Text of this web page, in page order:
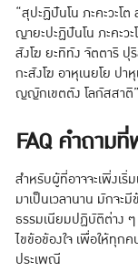
“สุปะฏิปันโน ภะคะวะโต
ญายะปะฏิปันโน ภะคะวะ
สังโฆ ยะทิทัง จัตตาริ ปุ
กะสังโฆ อาหุเนยโย ป
ญญักเขตตัง โลกัสสาติ”
FAQ คำถาม
สำหรับผู้ที่อาจจะเพิ่งเ
มาเป็นเวลานาน มักจะ
ธรรมเนียมปฏิบัติต่าง
ไขข้อข้องใจ เพื่อให้ทุก
ประเพณี